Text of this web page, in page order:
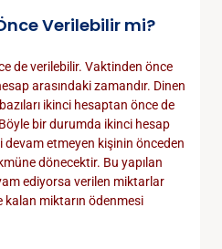
Verilebilir mi?
de verilebilir. Vaktinden önce
arasındaki zamandır. Dinen
ikinci hesaptan önce de
bir durumda ikinci hesap
devam etmeyen kişinin önceden
dönecektir. Bu yapılan
ediyorsa verilen miktarlar
miktarın ödenmesi